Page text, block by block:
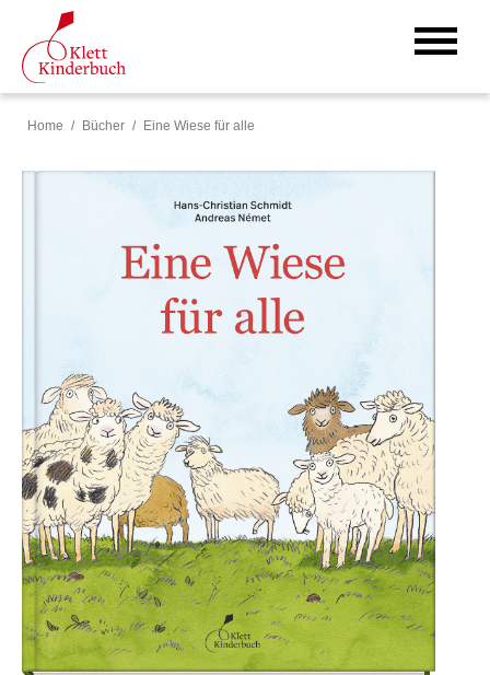
Home Bücher Eine Wiese für alle